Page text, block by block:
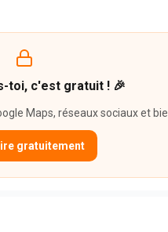
toi, c'est gratuit ! 🎉
Maps, réseaux sociaux et
gratuitement